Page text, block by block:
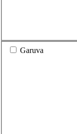
Garuva